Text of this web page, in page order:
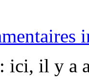
ici, il y a